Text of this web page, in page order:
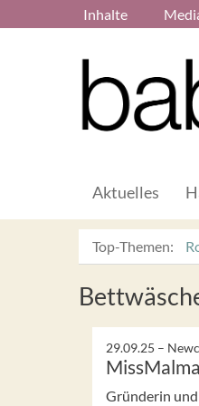
Inhalte
Aktuelles
Top-Themen:
29.09.25 –
Gründerin